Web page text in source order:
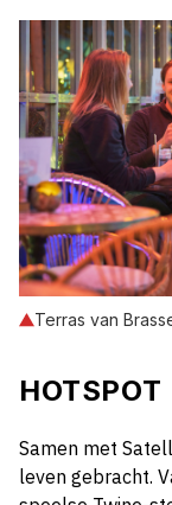
Terras van
HOTSPOT
Samen met
leven gebracht.